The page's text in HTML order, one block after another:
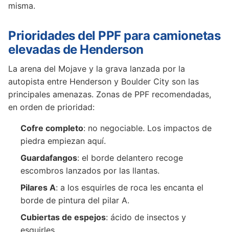
misma.
Prioridades del PPF para camionetas
elevadas de Henderson
La arena del Mojave y la grava lanzada por la
autopista entre Henderson y Boulder City son las
principales amenazas. Zonas de PPF recomendadas,
en orden de prioridad:
Cofre completo: no negociable. Los impactos de
piedra empiezan aquí.
Guardafangos: el borde delantero recoge
escombros lanzados por las llantas.
Pilares A: a los esquirles de roca les encanta el
borde de pintura del pilar A.
Cubiertas de espejos: ácido de insectos y
esquirles.